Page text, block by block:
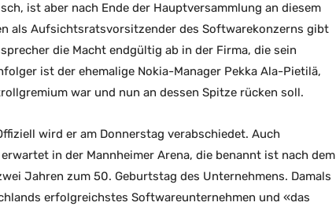
ist aber nach Ende der Hauptversammlung an diesem
als Aufsichtsratsvorsitzender des Softwarekonzerns gibt
die Macht endgültig ab in der Firma, die sein
ist der ehemalige Nokia-Manager Pekka Ala-Pietilä,
war und nun an dessen Spitze rücken soll.
wird er am Donnerstag verabschiedet. Auch
in der Mannheimer Arena, die benannt ist nach dem
Jahren zum 50. Geburtstag des Unternehmens. Damals
erfolgreichstes Softwareunternehmen und «das